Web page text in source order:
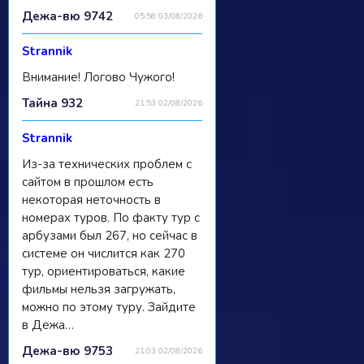
05:58 03/08/2026
Дежа-вю 9742
Strannik
Внимание! Логово Чужого!
21:53 02/08/2026
Тайна 932
Strannik
Из-за технических проблем с
сайтом в прошлом есть
некоторая неточность в
номерах туров. По факту тур с
арбузами был 267, но сейчас в
системе он числится как 270
тур, ориентироваться, какие
фильмы нельзя загружать,
можно по этому туру. Зайдите
в Дежа…
21:03 02/08/2026
Дежа-вю 9753